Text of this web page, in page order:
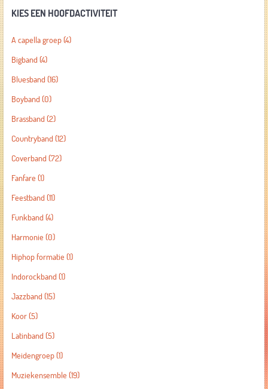
KIES EEN HOOFDACTIVITEIT
A capella groep(4)
Bigband (4)
Bluesband (16)
Boyband (0)
Brassband (2)
Countryband (12)
Coverband (72)
Fanfare (1)
Feestband (11)
Funkband (4)
Harmonie (0)
Hiphop formatie (1)
Indorockband (1)
Jazzband (15)
Koor(5)
Latinband (5)
Meidengroep(1)
Muziekensemble (19)